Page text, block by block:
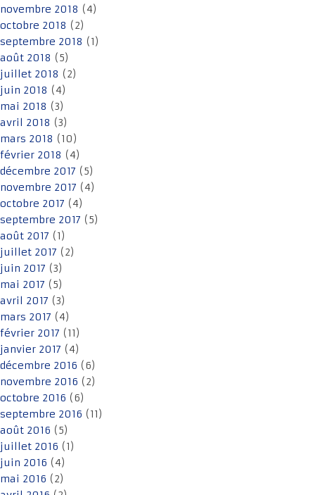
novembre 2018 (4)
octobre 2018 (2)
septembre 2018 (1)
août 2018 (5)
juillet 2018 (2)
juin 2018 (4)
mai 2018 (3)
avril 2018 (3)
mars 2018 (10)
février 2018 (4)
décembre 2017 (5)
novembre 2017 (4)
octobre 2017 (4)
septembre 2017 (5)
août 2017 (1)
juillet 2017 (2)
juin 2017 (3)
mai 2017 (5)
avril 2017 (3)
mars 2017 (4)
février 2017 (11)
janvier 2017 (4)
décembre 2016 (6)
novembre 2016 (2)
octobre 2016 (6)
septembre 2016 (11)
août 2016 (5)
juillet 2016 (1)
juin 2016 (4)
mai 2016 (2)